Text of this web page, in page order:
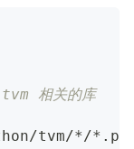
相关的库
tvm/*/